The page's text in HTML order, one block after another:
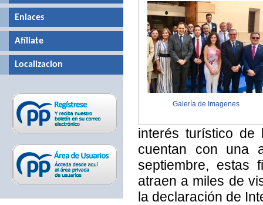
Galería de Imagenes
interés turístico de
cuentan con una
septiembre, estas
atraen a miles de
la declaración de
Enlaces
Afíliate
Localizacion